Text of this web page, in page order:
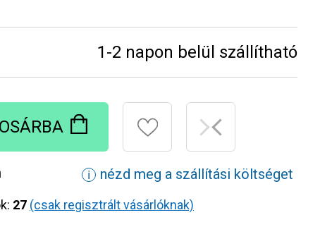
1-2 napon belül szállítható
ℹ nézd meg a szállítási költséget
27 (csak regisztrált vásárlóknak)